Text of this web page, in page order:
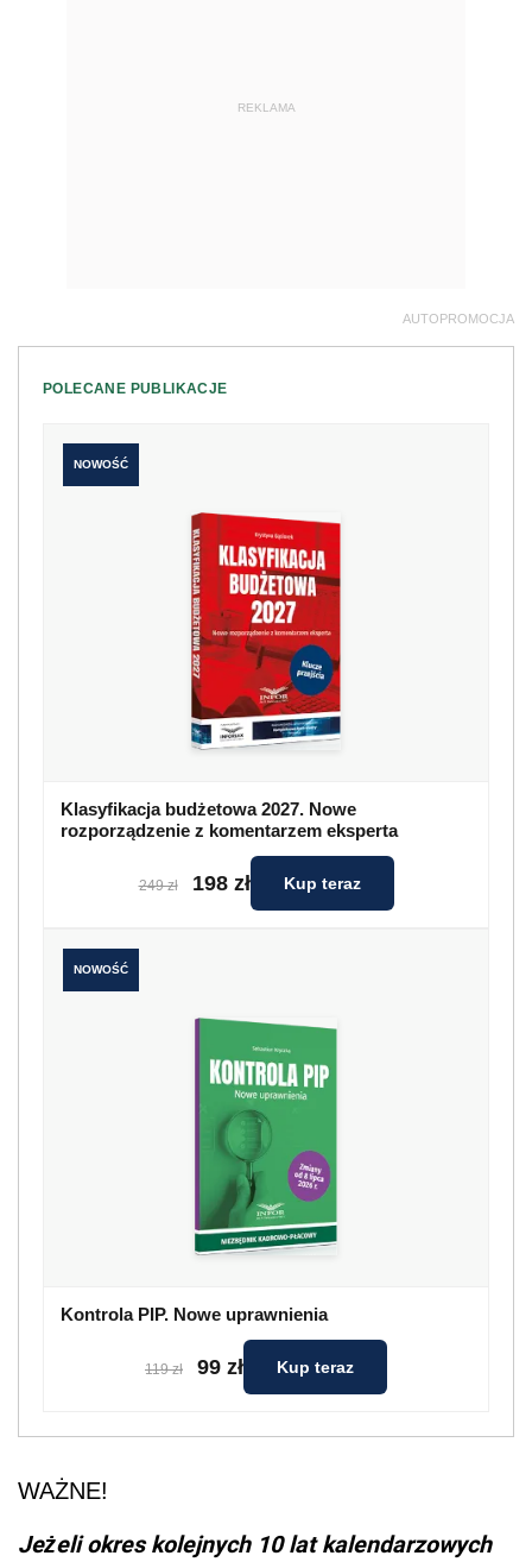
REKLAMA
AUTOPROMOCJA
POLECANE PUBLIKACJE
NOWOŚĆ
Klasyfikacja budżetowa 2027. Nowe
rozporządzenie z komentarzem eksperta
249 zł 198 zł Kup teraz
NOWOŚĆ
Kontrola PIP. Nowe uprawnienia
119 zł 99 zł Kup teraz
WAŻNE!
Jeżeli okres kolejnych 10 lat kalendarzowych